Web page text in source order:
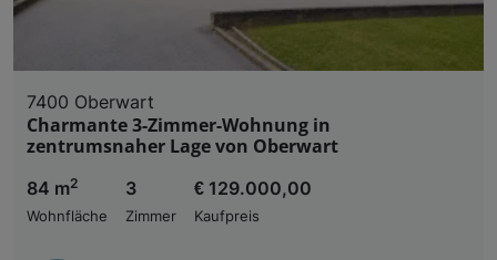
7400 Oberwart
Charmante 3-Zimmer-Wohnung in
zentrumsnaher Lage von Oberwart
84 m2
Wohnfläche
3
Zimmer
€ 129.000,00
Kaufpreis